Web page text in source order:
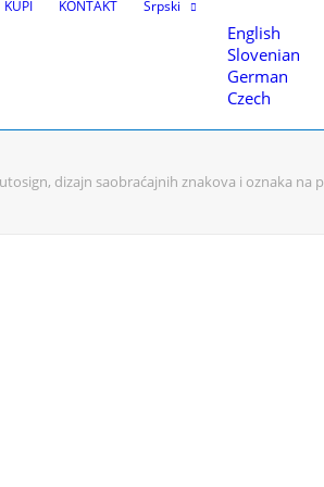
KUPI KONTAKT Srpski
English
Slovenian
German
Czech
dizajn saobraćajnih znakova i oznaka na